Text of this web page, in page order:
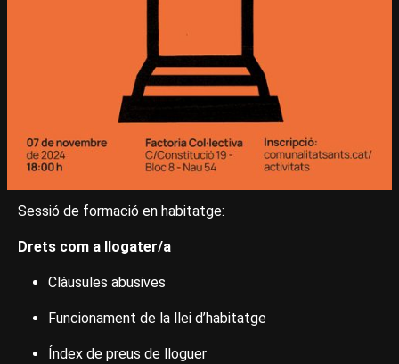
Sessió de formació en habitatge:
Drets com a llogater/a
Clàusules abusives
Funcionament de la llei d’habitatge
Índex de preus de lloguer